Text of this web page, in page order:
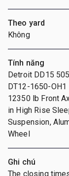
Theo yard
Không
Tính năng
Detroit DD15
DT12-1650-
12350 lb Front
in High Rise
Suspension,
Wheel
Ghi chú
The closing